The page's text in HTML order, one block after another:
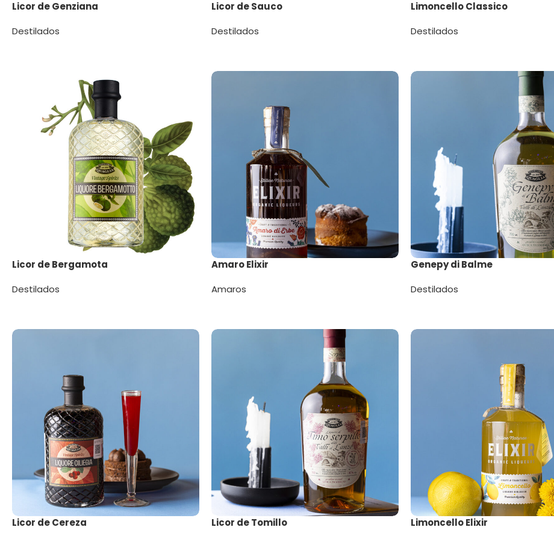
Licor de Genziana
Destilados
Licor de Sauco
Destilados
Limoncello Classico
Destilados
Licor de Bergamota
Destilados
Amaro Elixir
Amaros
Genepy di Balme
Destilados
Licor de Cereza Licor de Tomillo Limoncello Elixir